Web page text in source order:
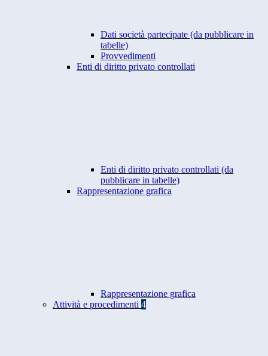
Dati società partecipate (da pubblicare in
tabelle)
Provvedimenti
Enti di diritto privato controllati
Enti di diritto privato controllati (da
pubblicare in tabelle)
Rappresentazione grafica
Rappresentazione grafica
Attività e procedimenti 4